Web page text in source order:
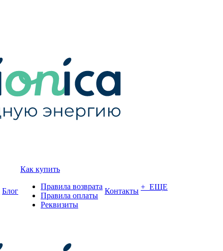
Блог
Как купить
Правила возврата
Правила оплаты
Реквизиты
Контакты + ЕЩЕ